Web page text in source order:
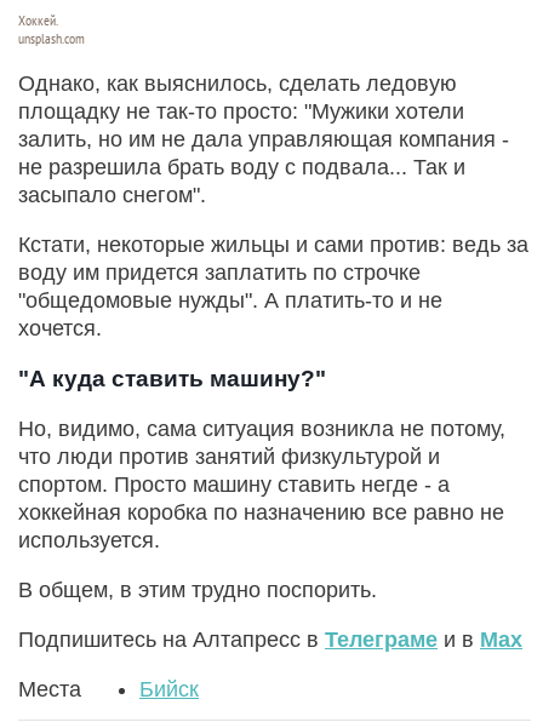
Хоккей.
unsplash.com
Однако, как выяснилось, сделать ледовую
площадку не так-то просто: "Мужики хотели
залить, но им не дала управляющая компания -
не разрешила брать воду с подвала... Так и
засыпало снегом".
Кстати, некоторые жильцы и сами против: ведь за
воду им придется заплатить по строчке
"общедомовые нужды". А платить-то и не
хочется.
"А куда ставить машину?"
Но, видимо, сама ситуация возникла не потому,
что люди против занятий физкультурой и
спортом. Просто машину ставить негде - а
хоккейная коробка по назначению все равно не
используется.
В общем, в этим трудно поспорить.
Подпишитесь на Алтапресс в Телеграме и в Max
Места Бийск